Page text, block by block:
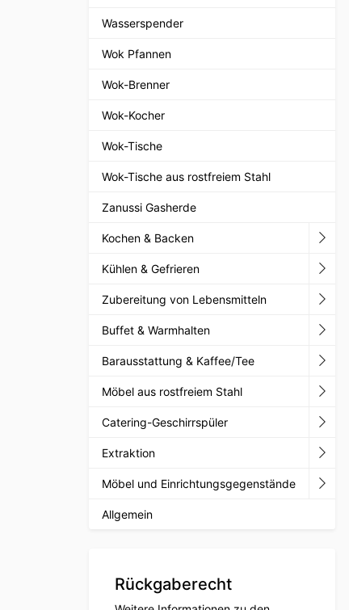
Wasserspender
Wok Pfannen
Wok-Brenner
Wok-Kocher
Wok-Tische
Wok-Tische aus rostfreiem Stahl
Zanussi Gasherde
Kochen & Backen
Kühlen & Gefrieren
Zubereitung von Lebensmitteln
Buffet & Warmhalten
Barausstattung & Kaffee/Tee
Möbel aus rostfreiem Stahl
Catering-Geschirrspüler
Extraktion
Möbel und Einrichtungsgegenstände
Allgemein
Rückgaberecht